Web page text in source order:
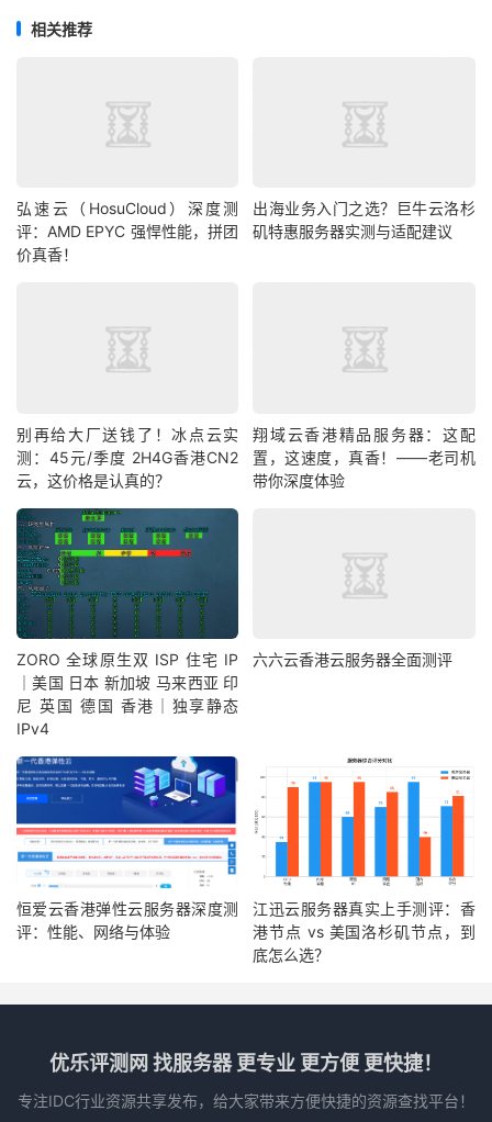
相关推荐
弘速云（HosuCloud）深度测
评：AMD EPYC 强悍性能，拼团
价真香！
出海业务入门之选？巨牛云洛杉
矶特惠服务器实测与适配建议
别再给大厂送钱了！冰点云实
测：45元/季度 2H4G香港CN2
云，这价格是认真的？
翔域云香港精品服务器：这配
置，这速度，真香！——老司机
带你深度体验
ZORO 全球原生双 ISP 住宅 IP
｜美国 日本 新加坡 马来西亚 印
尼 英国 德国 香港｜独享静态
IPv4
六六云香港云服务器全面测评
恒爱云香港弹性云服务器深度测
评：性能、网络与体验
江迅云服务器真实上手测评：香
港节点 vs 美国洛杉矶节点，到
底怎么选？
优乐评测网 找服务器 更专业 更方便 更快捷！
专注IDC行业资源共享发布，给大家带来方便快捷的资源查找平台！